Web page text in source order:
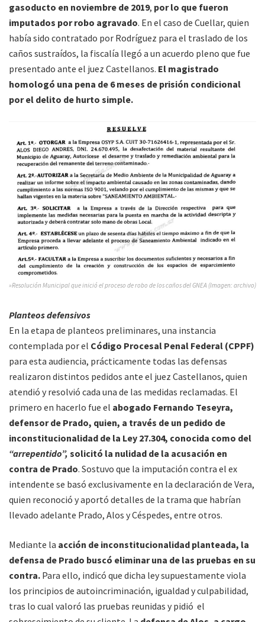
gasoducto en noviembre de 2019, por lo que fueron
imputados por robo agravado. En el caso de Cuellar, quien
había sido contratado por Rodríguez para el traslado de los
caños sustraídos, la fiscalía llegó a un acuerdo pleno que fue
presentado ante el juez Castellanos. El magistrado
homologó una pena de 6 meses de prisión condicional
por el delito de hurto simple.
»Resolución Municipal que inició el proceso de robo de los caños del GNEA (Imagen: archivo)
Planteos defensivos
En la etapa de planteos preliminares, una instancia
contemplada por el Código Procesal Penal Federal (CPPF)
para esta audiencia, prácticamente todas las defensas
realizaron distintos pedidos ante el juez Castellanos, quien
atendió y resolvió cada una de las medidas reclamadas. El
primero en hacerlo fue el abogado Fernando Teseyra,
defensor de Prado, quien, a través de un pedido de
inconstitucionalidad de la Ley 27.304, conocida como del
“arrepentido”, solicitó la nulidad de la acusación en
contra de Prado. Sostuvo que la imputación contra el ex
intendente se basó exclusivamente en la declaración de Vera,
quien reconoció y aportó detalles de la trama que habrían
llevado adelante Prado, Alos y Céspedes, entre otros.
Mediante la acción de inconstitucionalidad planteada, la
defensa de Prado buscó eliminar una de las pruebas en su
contra. Para ello, indicó que dicha ley supuestamente viola
los principios de autoincriminación, igualdad y culpabilidad,
tras lo cual valoró las pruebas reunidas y pidió el